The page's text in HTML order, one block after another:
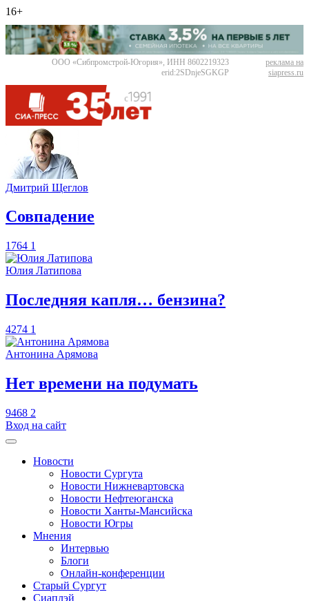
16+
ООО «Сибпромстрой-Югория», ИНН 8602219323
erid:2SDnjeSGKGP
реклама на
siapress.ru
Дмитрий Щеглов
​Совпадение
1764 1
Юлия Латипова
​Последняя капля… бензина?
4274 1
Антонина Арямова
​Нет времени на подумать
9468 2
Вход на сайт
Новости
Новости Сургута
Новости Нижневартовска
Новости Нефтеюганска
Новости Ханты-Мансийска
Новости Югры
Мнения
Интервью
Блоги
Онлайн-конференции
Старый Сургут
Сиаплэй